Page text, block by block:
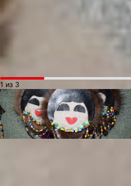
и вместе с ним приехал дядя Вова-
дизелист. Как стемнеет и до 12 ночи
он давал свет. А вслед за ним стали
1 из 3